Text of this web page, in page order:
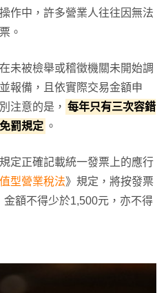
作中，許多營業人往往因無法
。
未被檢舉或稽徵機關未開始調
報備，且依實際交易金額申
注意的是， 每年只有三次容錯
罰規定 。
定正確記載統一發票上的應行
型營業稅法》規定，將按發票
額不得少於1,500元，亦不得